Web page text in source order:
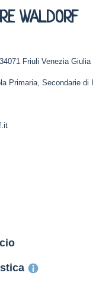
WALDORF
Friuli Venezia Giulia
Primaria, Secondarie di I